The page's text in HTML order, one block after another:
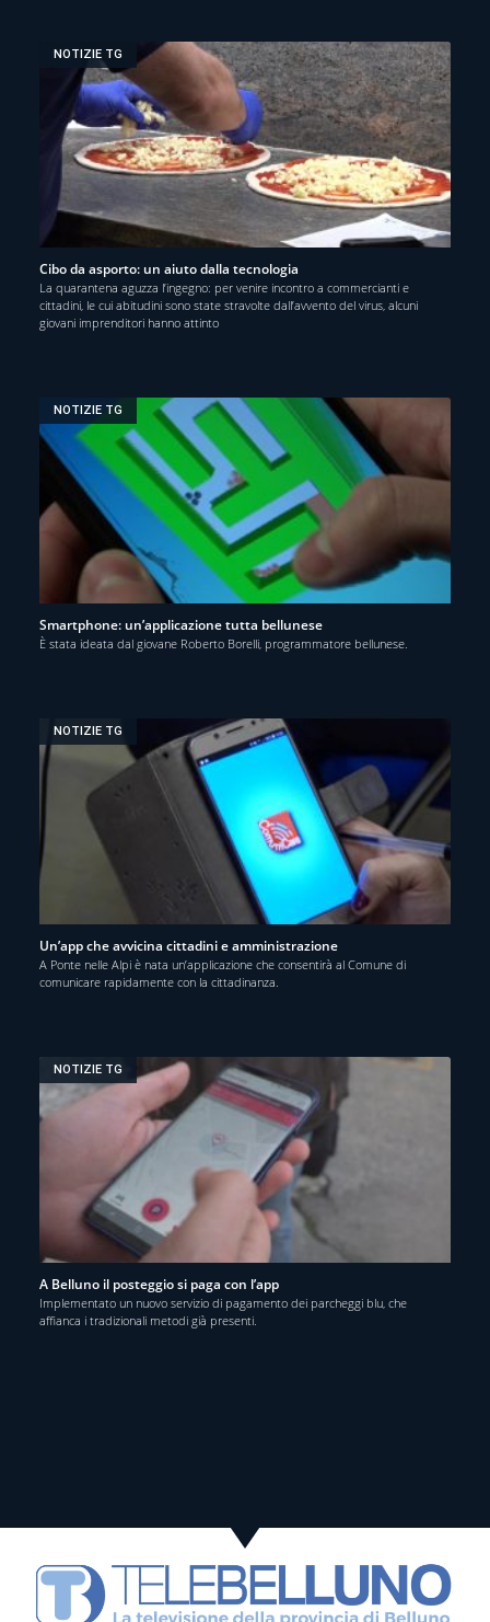
NOTIZIE TG
Cibo da asporto: un aiuto dalla tecnologia
La quarantena aguzza l’ingegno: per venire incontro a commercianti e
cittadini, le cui abitudini sono state stravolte dall’avvento del virus, alcuni
giovani imprenditori hanno attinto
NOTIZIE TG
Smartphone: un’applicazione tutta bellunese
È stata ideata dal giovane Roberto Borelli, programmatore bellunese.
NOTIZIE TG
Un’app che avvicina cittadini e amministrazione
A Ponte nelle Alpi è nata un’applicazione che consentirà al Comune di
comunicare rapidamente con la cittadinanza.
NOTIZIE TG
A Belluno il posteggio si paga con l’app
Implementato un nuovo servizio di pagamento dei parcheggi blu, che
affianca i tradizionali metodi già presenti.